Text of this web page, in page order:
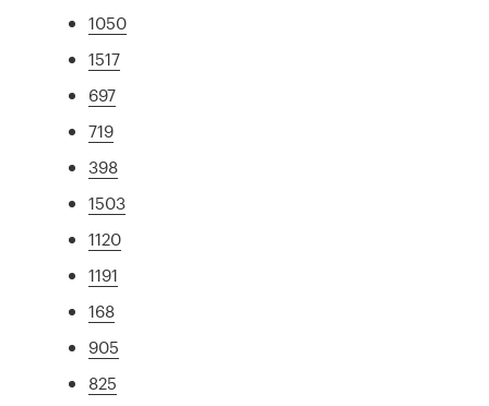
1050
1517
697
719
398
1503
1120
1191
168
905
825